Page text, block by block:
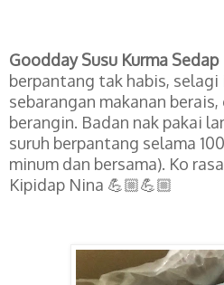
Goodday Susu Kurma Sedap
berpantang tak habis,
sebarangan makanan
berangin. Badan nak pakai
suruh berpantang selama
minum dan bersama). Ko
Kipidap Nina 💪🏼💪🏼